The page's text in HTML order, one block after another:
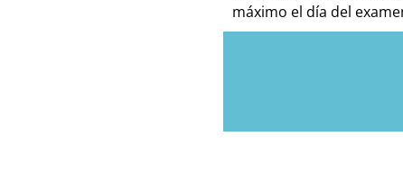
máximo el día del